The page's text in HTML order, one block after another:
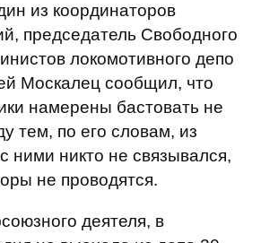
из координаторов
председатель Свободного
локомотивного депо
Москалец сообщил, что
намерены бастовать не
тем, по его словам, из
ними никто не связывался,
не проводятся.
деятеля, в